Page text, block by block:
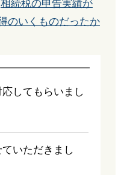
相続税の申告実績が
のいくものだったか
してもらいまし
いただきまし